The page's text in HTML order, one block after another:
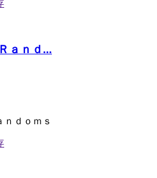
ａｎｄ...
ｄｏｍｓ